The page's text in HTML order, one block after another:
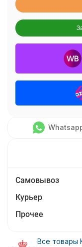
Самовывоз
Курьер
Прочее
Все товары